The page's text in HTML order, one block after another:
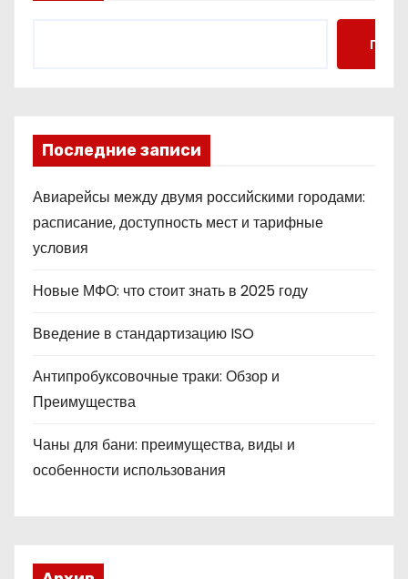
Поиск
Последние записи
Авиарейсы между двумя российскими городами:
расписание, доступность мест и тарифные
условия
Новые МФО: что стоит знать в 2025 году
Введение в стандартизацию ISO
Антипробуксовочные траки: Обзор и
Преимущества
Чаны для бани: преимущества, виды и
особенности использования